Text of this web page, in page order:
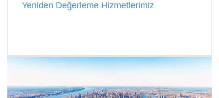
Yeniden Değerleme Hizmetlerimiz